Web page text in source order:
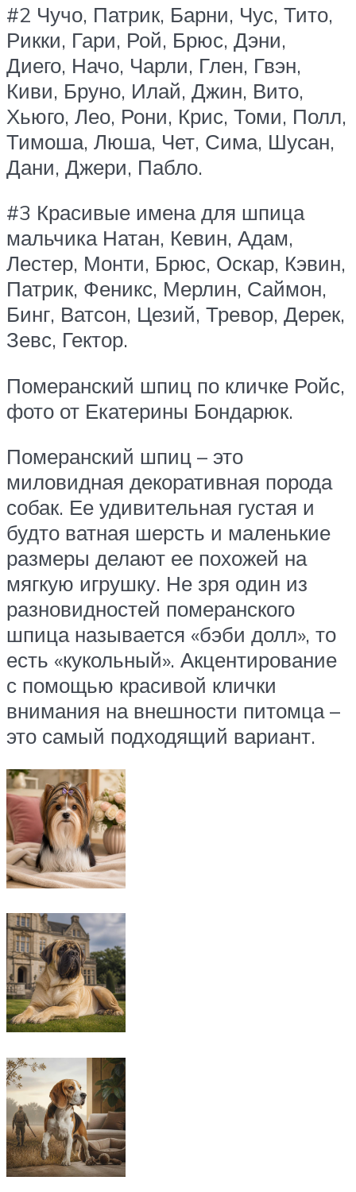
#2 Чучо, Патрик, Барни, Чус, Тито,
Рикки, Гари, Рой, Брюс, Дэни,
Диего, Начо, Чарли, Глен, Гвэн,
Киви, Бруно, Илай, Джин, Вито,
Хьюго, Лео, Рони, Крис, Томи, Полл,
Тимоша, Люша, Чет, Сима, Шусан,
Дани, Джери, Пабло.
#3 Красивые имена для шпица
мальчика Натан, Кевин, Адам,
Лестер, Монти, Брюс, Оскар, Кэвин,
Патрик, Феникс, Мерлин, Саймон,
Бинг, Ватсон, Цезий, Тревор, Дерек,
Зевс, Гектор.
Померанский шпиц по кличке Ройс,
фото от Екатерины Бондарюк.
Померанский шпиц – это
миловидная декоративная порода
собак. Ее удивительная густая и
будто ватная шерсть и маленькие
размеры делают ее похожей на
мягкую игрушку. Не зря один из
разновидностей померанского
шпица называется «бэби долл», то
есть «кукольный». Акцентирование
с помощью красивой клички
внимания на внешности питомца –
это самый подходящий вариант.